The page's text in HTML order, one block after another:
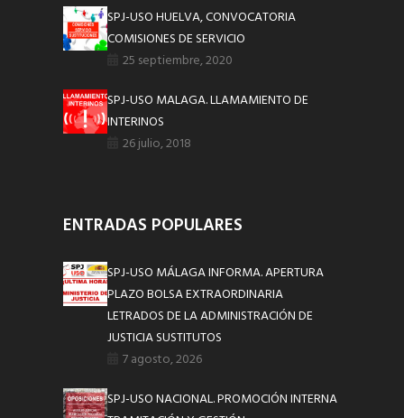
SPJ-USO HUELVA, CONVOCATORIA
COMISIONES DE SERVICIO
25 septiembre, 2020
SPJ-USO MALAGA. LLAMAMIENTO DE
INTERINOS
26 julio, 2018
ENTRADAS POPULARES
SPJ-USO MÁLAGA INFORMA. APERTURA
PLAZO BOLSA EXTRAORDINARIA
LETRADOS DE LA ADMINISTRACIÓN DE
JUSTICIA SUSTITUTOS
7 agosto, 2026
SPJ-USO NACIONAL. PROMOCIÓN INTERNA